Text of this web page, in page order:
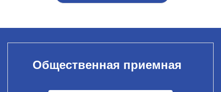
Общественная приемная